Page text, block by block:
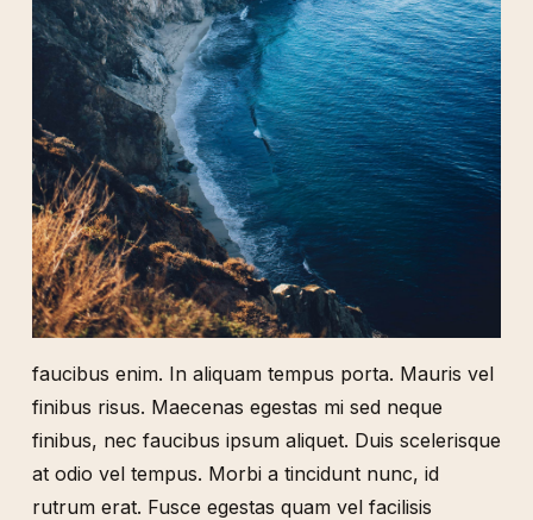
faucibus enim. In aliquam tempus porta. Mauris vel
finibus risus. Maecenas egestas mi sed neque
finibus, nec faucibus ipsum aliquet. Duis scelerisque
at odio vel tempus. Morbi a tincidunt nunc, id
rutrum erat. Fusce egestas quam vel facilisis